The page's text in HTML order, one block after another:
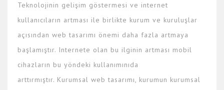
Teknolojinin gelişim göstermesi ve internet
kullanıcıların artması ile birlikte kurum ve kuruluşlar
açısından web tasarımı önemi daha fazla artmaya
başlamıştır. Internete olan bu ilginin artması mobil
cihazların bu yöndeki kullanımınıda
arttırmıştır. Kurumsal web tasarımı, kurumun kurumsal